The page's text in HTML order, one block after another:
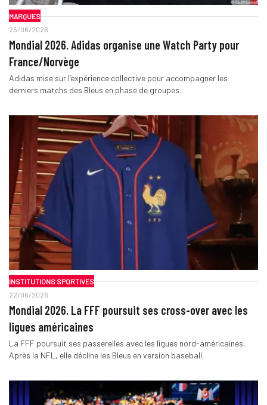
MARQUES
25/06/2026
Mondial 2026. Adidas organise une Watch Party pour
France/Norvège
Adidas mise sur l’expérience collective pour accompagner les
derniers matchs des Bleus en phase de groupes.
INSTITUTIONS SPORTIVES
22/06/2026
Mondial 2026. La FFF poursuit ses cross-over avec les
ligues américaines
La FFF poursuit ses passerelles avec les ligues nord-américaines.
Après la NFL, elle décline les Bleus en version baseball.